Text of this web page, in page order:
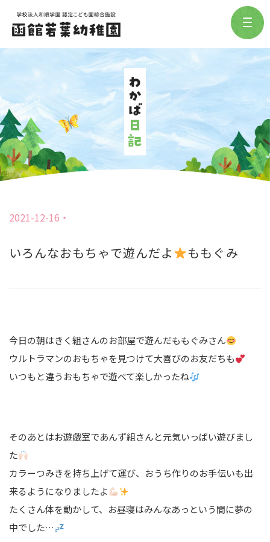
2021-12-16
いろんなおもちゃで遊んだよ ももぐみ
今日の朝はきく組さんのお部屋で遊んだももぐみさん
ウルトラマンのおもちゃを見つけて大喜びのお友だちも
いつもと違うおもちゃで遊べて楽しかったね
そのあとはお遊戯室であんず組さんと元気いっぱい遊びまし
た
カラーつみきを持ち上げて運び、おうち作りのお手伝いも出
来るようになりましたよ
たくさん体を動かして、お昼寝はみんなあっという間に夢の
中でした…